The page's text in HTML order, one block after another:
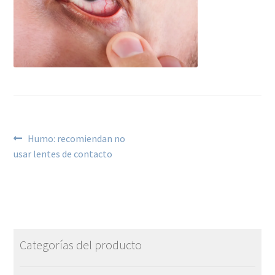
Humo: recomiendan no
usar lentes de contacto
Categorías del producto